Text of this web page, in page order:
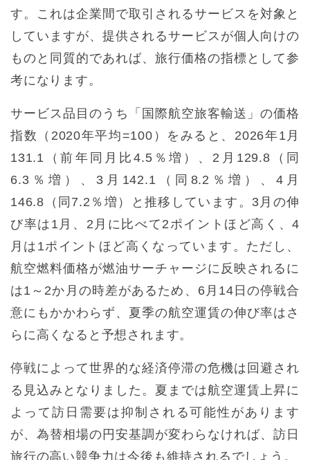
す。これは企業間で取引されるサービスを対象と
していますが、提供されるサービスが個人向けの
ものと同質的であれば、旅行価格の指標として参
考になります。
サービス品目のうち「国際航空旅客輸送」の価格
指数（2020年平均=100）をみると、2026年1月
131.1（前年同月比4.5％増）、2月129.8（同
6.3％増）、3月142.1（同8.2％増）、4月
146.8（同7.2％増）と推移しています。3月の伸
び率は1月、2月に比べて2ポイントほど高く、4
月は1ポイントほど高くなっています。ただし、
航空燃料価格が燃油サーチャージに反映されるに
は1～2か月の時差があるため、6月14日の停戦合
意にもかかわらず、夏季の航空運賃の伸び率はさ
らに高くなると予想されます。
停戦によって世界的な経済停滞の危機は回避され
る見込みとなりました。夏までは航空運賃上昇に
よって訪日需要は抑制される可能性があります
が、為替相場の円安基調が変わらなければ、訪日
旅行の高い競争力は今後も維持されるでしょう。